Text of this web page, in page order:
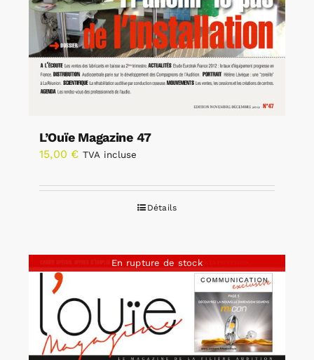
L’Ouïe Magazine 47
15,00 € TVA incluse
Détails
En rupture de stock